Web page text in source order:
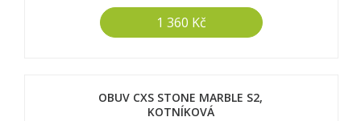
1 360 Kč
OBUV CXS STONE MARBLE S2,
KOTNÍKOVÁ